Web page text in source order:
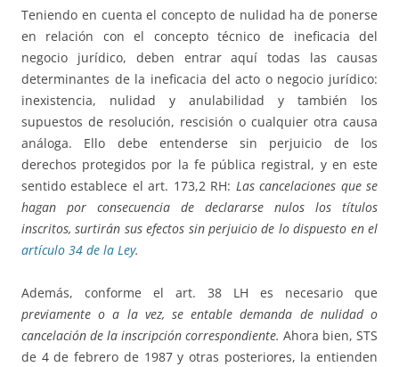
Teniendo en cuenta el concepto de nulidad ha de ponerse
en relación con el concepto técnico de ineficacia del
negocio jurídico, deben entrar aquí todas las causas
determinantes de la ineficacia del acto o negocio jurídico:
inexistencia, nulidad y anulabilidad y también los
supuestos de resolución, rescisión o cualquier otra causa
análoga. Ello debe entenderse sin perjuicio de los
derechos protegidos por la fe pública registral, y en este
sentido establece el art. 173,2 RH: Las cancelaciones que se
hagan por consecuencia de declararse nulos los títulos
inscritos, surtirán sus efectos sin perjuicio de lo dispuesto en el
artículo 34 de la Ley.
Además, conforme el art. 38 LH es necesario que
previamente o a la vez, se entable demanda de nulidad o
cancelación de la inscripción correspondiente. Ahora bien, STS
de 4 de febrero de 1987 y otras posteriores, la entienden